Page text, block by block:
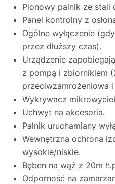
Pionowy palnik ze stali
Panel kontrolny z
Ogólne wyłączenie
przez dłuższy czas).
Urządzenie
z pompą i zbiornikiem
przeciwzamrożeniowa
Wykrywacz
Uchwyt na akcesoria.
Palnik uruchamiany
Wewnętrzna ochrona
wysokie/niskie.
Bęben na wąż z 20m
Odporność na